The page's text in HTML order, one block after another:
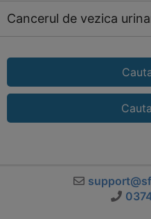
Cancerul de vezica